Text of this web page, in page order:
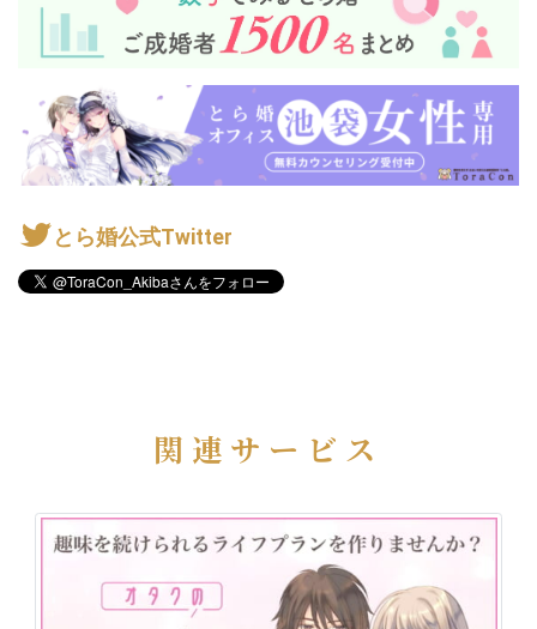
とら婚公式Twitter
関連サービス